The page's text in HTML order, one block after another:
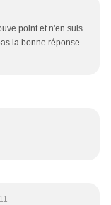
point et n'en suis
la bonne réponse.